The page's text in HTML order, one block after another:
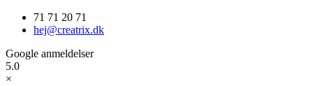
71 71 20 71
hej@creatrix.dk
Google anmeldelser
5.0
×